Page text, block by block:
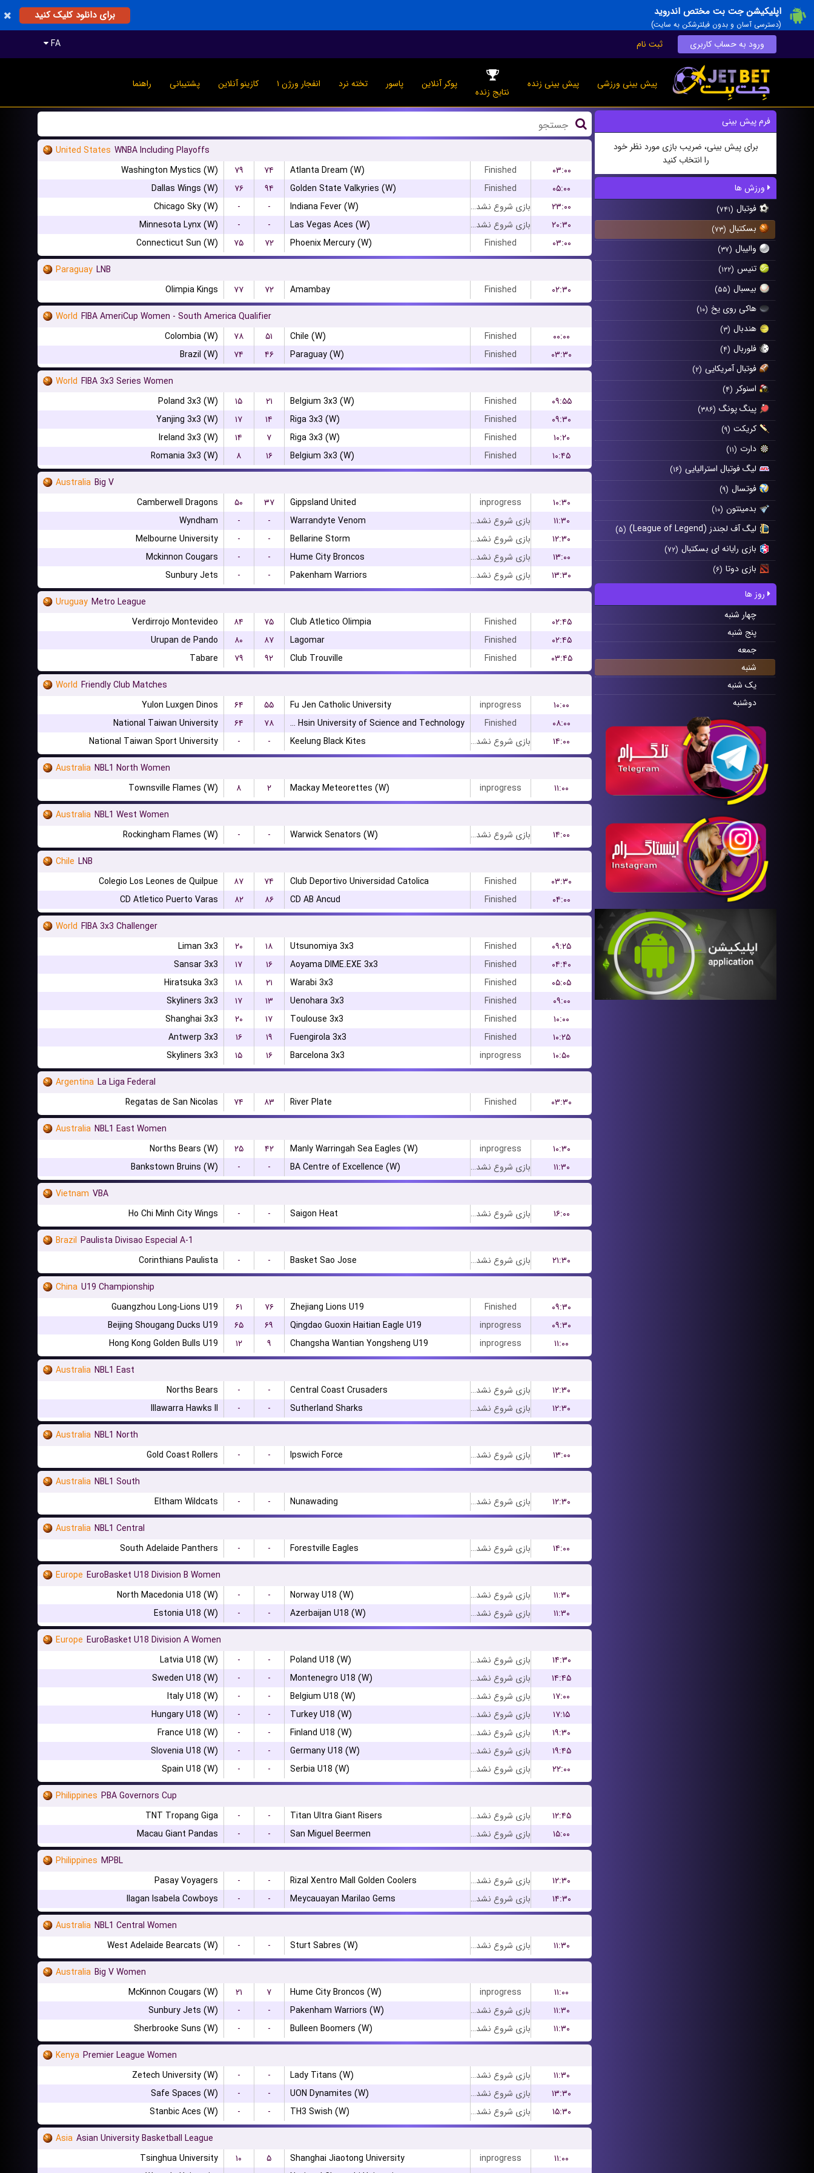
اپلیکیشن جت بت مختص اندروید
(دسترسی آسان و بدون فیلترشکن به سایت)
برای دانلود کلیک کنید
FA ورود به حساب کاربری ثبت نام
پیش بینی ورزشی پیش بینی زنده
نتایج زنده
پوکر آنلاین پاسور تخته نرد انفجار ورژن ۱ کازینو آنلاین پشتیبانی راهنما
فرم پیش بینی
برای پیش بینی، ضریب بازی مورد نظر خود
را انتخاب کنید
ورزش ها
فوتبال (۷۴۱)
بسکتبال (۷۳)
والیبال (۳۷)
تنیس (۱۲۲)
بیسبال (۵۵)
هاکی روی یخ (۱۰)
هندبال (۳)
فلوربال (۴)
فوتبال آمریکایی (۲)
اسنوکر (۴)
پینگ پونگ (۳۸۶)
کریکت (۹)
دارت (۱۱)
لیگ فوتبال استرالیایی (۱۶)
فوتسال (۹)
بدمینتون (۱۰)
لیگ آف لجندز (League of Legend) (۵)
بازی رایانه ای بسکتبال (۷۲)
بازی دوتا (۶)
روز ها
چهار شنبه
پنج شنبه
جمعه
شنبه
یک شنبه
دوشنبه
United States WNBA Including Playoffs
Washington Mystics (W)
۷۹ ۷۴ Atlanta Dream (W) Finished
۰۳:۰۰
Dallas Wings (W)
۷۶ ۹۴ Golden State Valkyries (W) Finished
۰۵:۰۰
Chicago Sky (W)
- - Indiana Fever (W) بازی شروع نشده است
۲۳:۰۰
Minnesota Lynx (W)
- - Las Vegas Aces (W) بازی شروع نشده است
۲۰:۳۰
Connecticut Sun (W)
۷۵ ۷۲ Phoenix Mercury (W) Finished
۰۳:۰۰
Paraguay LNB
Olimpia Kings
۷۷ ۷۲ Amambay Finished
۰۲:۳۰
World FIBA AmeriCup Women - South America Qualifier
Colombia (W)
۷۸ ۵۱ Chile (W) Finished
۰۰:۰۰
Brazil (W)
۷۴ ۴۶ Paraguay (W) Finished
۰۳:۳۰
World FIBA 3x3 Series Women
Poland 3x3 (W)
۱۵ ۲۱ Belgium 3x3 (W) Finished
۰۹:۵۵
Yanjing 3x3 (W)
۱۷ ۱۴ Riga 3x3 (W) Finished
۰۹:۳۰
Ireland 3x3 (W)
۱۴ ۷ Riga 3x3 (W) Finished
۱۰:۲۰
Romania 3x3 (W)
۸ ۱۶ Belgium 3x3 (W) Finished
۱۰:۴۵
Australia Big V
Camberwell Dragons
۵۰ ۳۷ Gippsland United inprogress
۱۰:۳۰
Wyndham
- - Warrandyte Venom بازی شروع نشده است
۱۱:۳۰
Melbourne University
- - Bellarine Storm بازی شروع نشده است
۱۲:۳۰
Mckinnon Cougars
- - Hume City Broncos بازی شروع نشده است
۱۳:۰۰
Sunbury Jets
- - Pakenham Warriors بازی شروع نشده است
۱۳:۳۰
Uruguay Metro League
Verdirrojo Montevideo
۸۴ ۷۵ Club Atletico Olimpia Finished
۰۲:۴۵
Urupan de Pando
۸۰ ۸۷ Lagomar Finished
۰۲:۴۵
Tabare
۷۹ ۹۲ Club Trouville Finished
۰۳:۴۵
World Friendly Club Matches
Yulon Luxgen Dinos
۶۴ ۵۵ Fu Jen Catholic University inprogress
۱۰:۰۰
National Taiwan University
۶۴ ۷۸ Chien Hsin University of Science and Technology Finished
۰۸:۰۰
National Taiwan Sport University
- - Keelung Black Kites بازی شروع نشده است
۱۴:۰۰
Australia NBL1 North Women
Townsville Flames (W)
۸ ۲ Mackay Meteorettes (W) inprogress
۱۱:۰۰
Australia NBL1 West Women
Rockingham Flames (W)
- - Warwick Senators (W) بازی شروع نشده است
۱۴:۰۰
Chile LNB
Colegio Los Leones de Quilpue
۸۷ ۷۴ Club Deportivo Universidad Catolica Finished
۰۳:۳۰
CD Atletico Puerto Varas
۸۲ ۸۶ CD AB Ancud Finished
۰۴:۰۰
World FIBA 3x3 Challenger
Liman 3x3
۲۰ ۱۸ Utsunomiya 3x3 Finished
۰۹:۲۵
Sansar 3x3
۱۷ ۱۶ Aoyama DIME.EXE 3x3 Finished
۰۴:۴۰
Hiratsuka 3x3
۱۸ ۲۱ Warabi 3x3 Finished
۰۵:۰۵
Skyliners 3x3
۱۷ ۱۳ Uenohara 3x3 Finished
۰۹:۰۰
Shanghai 3x3
۲۰ ۱۷ Toulouse 3x3 Finished
۱۰:۰۰
Antwerp 3x3
۱۶ ۱۹ Fuengirola 3x3 Finished
۱۰:۲۵
Skyliners 3x3
۱۵ ۱۶ Barcelona 3x3 inprogress
۱۰:۵۰
Argentina La Liga Federal
Regatas de San Nicolas
۷۴ ۸۳ River Plate Finished
۰۳:۳۰
Australia NBL1 East Women
Norths Bears (W)
۲۵ ۴۲ Manly Warringah Sea Eagles (W) inprogress
۱۰:۳۰
Bankstown Bruins (W)
- - BA Centre of Excellence (W) بازی شروع نشده است
۱۱:۳۰
Vietnam VBA
Ho Chi Minh City Wings
- - Saigon Heat بازی شروع نشده است
۱۶:۰۰
Brazil Paulista Divisao Especial A-1
Corinthians Paulista
- - Basket Sao Jose بازی شروع نشده است
۲۱:۳۰
China U19 Championship
Guangzhou Long-Lions U19
۶۱ ۷۶ Zhejiang Lions U19 Finished
۰۹:۳۰
Beijing Shougang Ducks U19
۶۵ ۶۹ Qingdao Guoxin Haitian Eagle U19 inprogress
۰۹:۳۰
Hong Kong Golden Bulls U19
۱۲ ۹ Changsha Wantian Yongsheng U19 inprogress
۱۱:۰۰
Australia NBL1 East
Norths Bears
- - Central Coast Crusaders بازی شروع نشده است
۱۲:۳۰
Illawarra Hawks II
- - Sutherland Sharks بازی شروع نشده است
۱۲:۳۰
Australia NBL1 North
Gold Coast Rollers
- - Ipswich Force بازی شروع نشده است
۱۳:۰۰
Australia NBL1 South
Eltham Wildcats
- - Nunawading بازی شروع نشده است
۱۲:۳۰
Australia NBL1 Central
South Adelaide Panthers
- - Forestville Eagles بازی شروع نشده است
۱۴:۰۰
Europe EuroBasket U18 Division B Women
North Macedonia U18 (W)
- - Norway U18 (W) بازی شروع نشده است
۱۱:۳۰
Estonia U18 (W)
- - Azerbaijan U18 (W) بازی شروع نشده است
۱۱:۳۰
Europe EuroBasket U18 Division A Women
Latvia U18 (W)
- - Poland U18 (W) بازی شروع نشده است
۱۴:۳۰
Sweden U18 (W)
- - Montenegro U18 (W) بازی شروع نشده است
۱۴:۴۵
Italy U18 (W)
- - Belgium U18 (W) بازی شروع نشده است
۱۷:۰۰
Hungary U18 (W)
- - Turkey U18 (W) بازی شروع نشده است
۱۷:۱۵
France U18 (W)
- - Finland U18 (W) بازی شروع نشده است
۱۹:۳۰
Slovenia U18 (W)
- - Germany U18 (W) بازی شروع نشده است
۱۹:۴۵
Spain U18 (W)
- - Serbia U18 (W) بازی شروع نشده است
۲۲:۰۰
Philippines PBA Governors Cup
TNT Tropang Giga
- - Titan Ultra Giant Risers بازی شروع نشده است
۱۲:۴۵
Macau Giant Pandas
- - San Miguel Beermen بازی شروع نشده است
۱۵:۰۰
Philippines MPBL
Pasay Voyagers
- - Rizal Xentro Mall Golden Coolers بازی شروع نشده است
۱۲:۳۰
Ilagan Isabela Cowboys
- - Meycauayan Marilao Gems بازی شروع نشده است
۱۴:۳۰
Australia NBL1 Central Women
West Adelaide Bearcats (W)
- - Sturt Sabres (W) بازی شروع نشده است
۱۱:۳۰
Australia Big V Women
McKinnon Cougars (W)
۲۱ ۷ Hume City Broncos (W) inprogress
۱۱:۰۰
Sunbury Jets (W)
- - Pakenham Warriors (W) بازی شروع نشده است
۱۱:۳۰
Sherbrooke Suns (W)
- - Bulleen Boomers (W) بازی شروع نشده است
۱۱:۳۰
Kenya Premier League Women
Zetech University (W)
- - Lady Titans (W) بازی شروع نشده است
۱۱:۳۰
Safe Spaces (W)
- - UON Dynamites (W) بازی شروع نشده است
۱۳:۳۰
Stanbic Aces (W)
- - TH3 Swish (W) بازی شروع نشده است
۱۵:۳۰
Asia Asian University Basketball League
Tsinghua University
۱۰ ۵ Shanghai Jiaotong University inprogress
۱۱:۰۰